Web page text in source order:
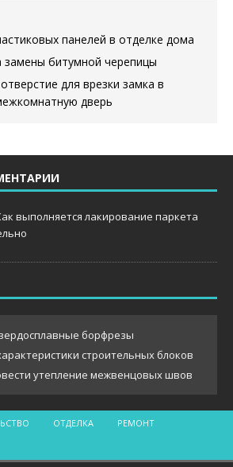
выполняется лакирование паркета
ОТДЕЛКА РЕМОНТ